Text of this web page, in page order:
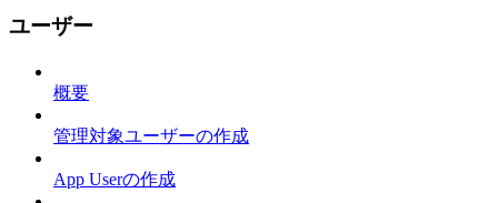
ユーザー
概要
管理対象ユーザーの作成
App Userの作成